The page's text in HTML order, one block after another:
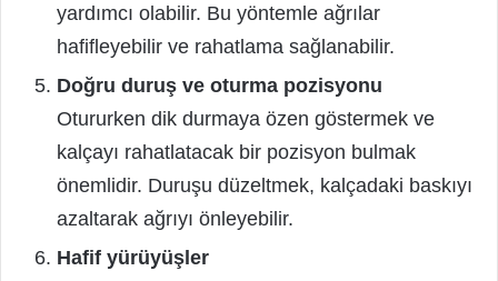
yardımcı olabilir. Bu yöntemle ağrılar
hafifleyebilir ve rahatlama sağlanabilir.
Doğru duruş ve oturma pozisyonu
Otururken dik durmaya özen göstermek ve
kalçayı rahatlatacak bir pozisyon bulmak
önemlidir. Duruşu düzeltmek, kalçadaki baskıyı
azaltarak ağrıyı önleyebilir.
Hafif yürüyüşler